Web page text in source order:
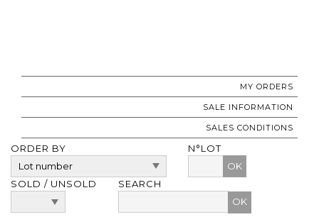
MY ORDERS
SALE INFORMATION
SALES CONDITIONS
ORDER BY
N°LOT
OK
SOLD / UNSOLD
SEARCH